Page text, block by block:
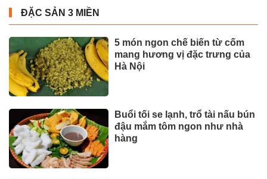
ĐẶC SẢN 3 MIỀN
5 món ngon chế biến từ cốm
mang hương vị đặc trưng của
Hà Nội
Buổi tối se lạnh, trổ tài nấu bún
đậu mắm tôm ngon như nhà
hàng